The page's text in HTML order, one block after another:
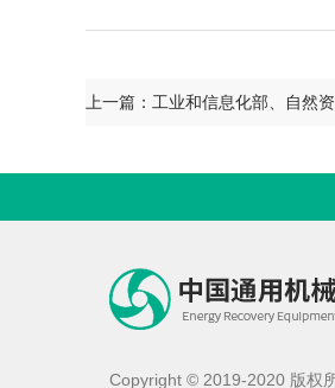
Copyright © 2019-2020 版权